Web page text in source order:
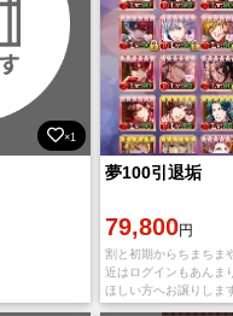
×1
夢100引退垢
79,800円
割と初期からちまちま
近はログインもあんま
ほしい方へお譲りしま
まあやってました。